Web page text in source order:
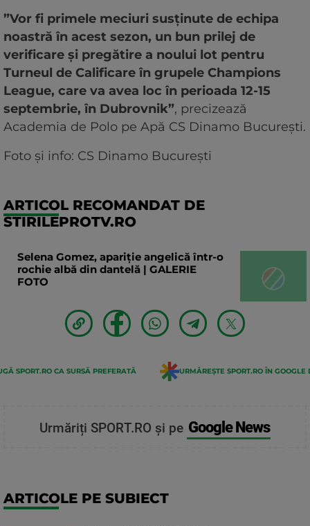
”Vor fi primele meciuri susținute de echipa
noastră în acest sezon, un bun prilej de
verificare și pregătire a noului lot pentru
Turneul de Calificare în grupele Champions
League, care va avea loc în perioada 12-15
septembrie, în Dubrovnik”, precizează
Academia de Polo pe Apă CS Dinamo București.
Foto și info: CS Dinamo București
ARTICOL RECOMANDAT DE
STIRILEPROTV.RO
Selena Gomez, apariție angelică într-o
rochie albă din dantelă | GALERIE
FOTO
SPORT.RO CA SURSĂ PREFERATĂ URMĂREȘTE SPORT.RO ÎN GOOGLE
Urmăriți SPORT.RO și pe Google News
ARTICOLE PE SUBIECT